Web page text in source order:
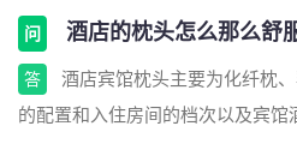
问 酒店的枕头怎么那么舒
答
酒店宾馆枕头主要为化纤枕
的配置和入住房间的档次以及宾馆